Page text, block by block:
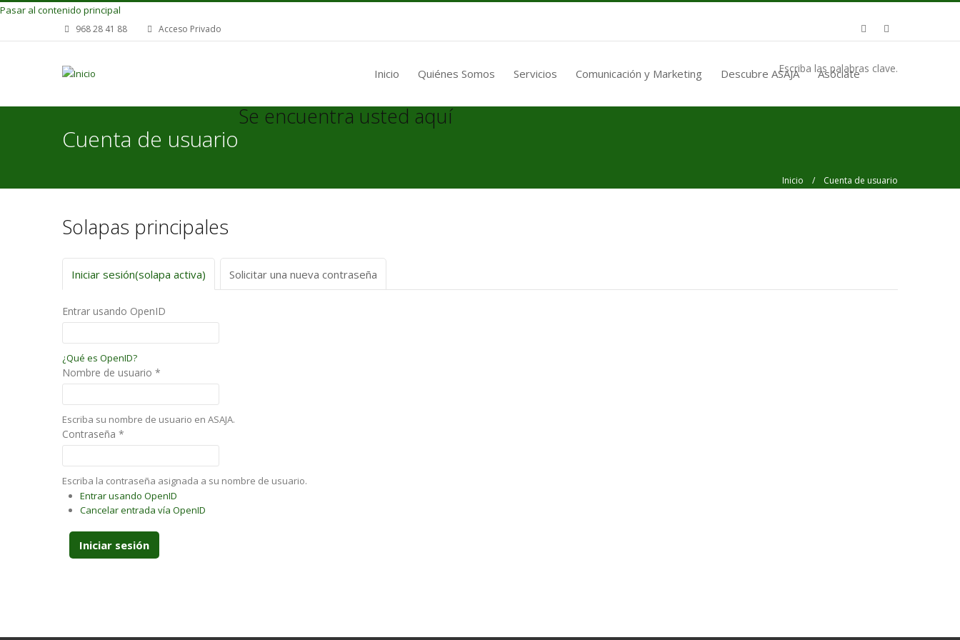
Pasar al contenido principal
968 28 41 88 Acceso Privado
Inicio Quiénes Somos Servicios Comunicación y Marketing Descubre ASAJA Asóciate
Escriba las palabras clave.
Cuenta de usuario
Se encuentra usted aquí
Inicio / Cuenta de usuario
Solapas principales
Iniciar sesión(solapa activa) Solicitar una nueva contraseña
Entrar usando OpenID
¿Qué es OpenID?
Nombre de usuario *
Escriba su nombre de usuario en ASAJA.
Contraseña *
Escriba la contraseña asignada a su nombre de usuario.
Entrar usando OpenID
Cancelar entrada vía OpenID